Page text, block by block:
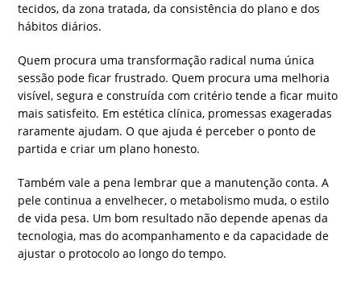
tecidos, da zona tratada, da consistência do plano e dos
hábitos diários.
Quem procura uma transformação radical numa única
sessão pode ficar frustrado. Quem procura uma melhoria
visível, segura e construída com critério tende a ficar muito
mais satisfeito. Em estética clínica, promessas exageradas
raramente ajudam. O que ajuda é perceber o ponto de
partida e criar um plano honesto.
Também vale a pena lembrar que a manutenção conta. A
pele continua a envelhecer, o metabolismo muda, o estilo
de vida pesa. Um bom resultado não depende apenas da
tecnologia, mas do acompanhamento e da capacidade de
ajustar o protocolo ao longo do tempo.